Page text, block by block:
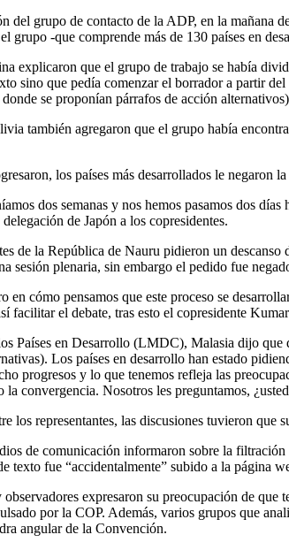
del grupo de contacto de la ADP, en la mañana
grupo -que comprende más de 130 países en
explicaron que el grupo de trabajo se había
sino que pedía comenzar el borrador a partir
se proponían párrafos de acción
también agregaron que el grupo había
los países más desarrollados le negaron
dos semanas y nos hemos pasamos dos
de Japón a los copresidentes.
de la República de Nauru pidieron un
sesión plenaria, sin embargo el pedido fue
en cómo pensamos que este proceso se
facilitar el debate, tras esto el copresidente
Países en Desarrollo (LMDC), Malasia dijo que
Los países en desarrollo han estado
progresos y lo que tenemos refleja las
la convergencia. Nosotros les preguntamos,
los representantes, las discusiones tuvieron
de comunicación informaron sobre la
texto fue “accidentalmente” subido a la
expresaron su preocupación de
por la COP. Además, varios grupos que
angular de la Convención.